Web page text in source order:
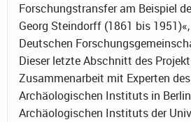
Forschungstransfer am Beispiel
Georg Steindorff (1861 bis
Deutschen
Dieser letzte Abschnitt des
Zusammenarbeit mit Experten
Archäologischen Instituts in
Archäologischen Instituts der